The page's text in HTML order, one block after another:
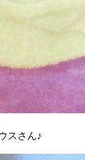
スさん♪